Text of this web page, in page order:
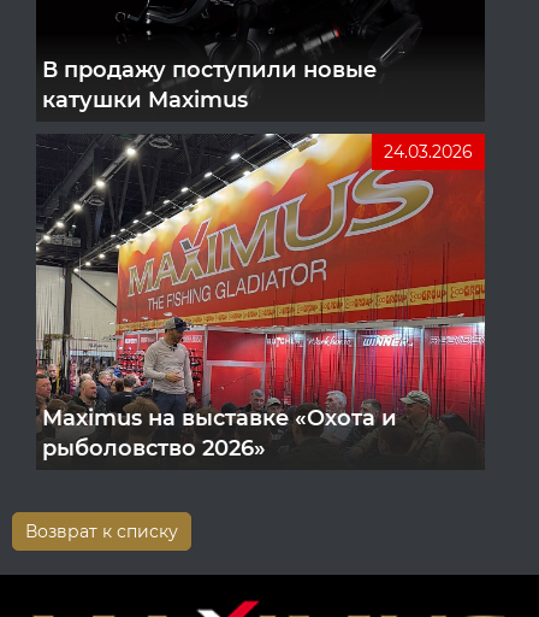
В продажу поступили новые
катушки Maximus
24.03.2026
Maximus на выставке «Охота и
рыболовство 2026»
Возврат к списку